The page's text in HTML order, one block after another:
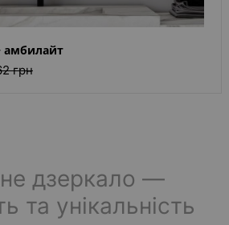
амбилайт
грн
дзеркало —
та унікальність